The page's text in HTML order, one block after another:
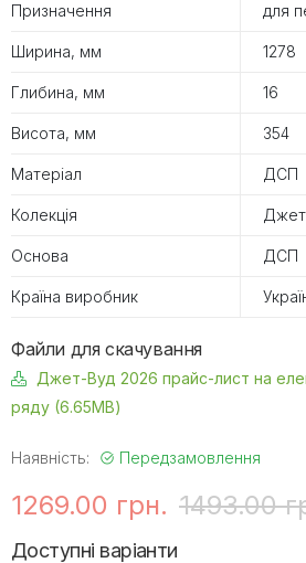
Призначення для
Ширина, мм 1278
Глибина, мм 16
Висота, мм 354
Матеріал ДСП
Колекція Джет
Основа ДСП
Країна виробник
Файли для скачування
Джет-Вуд 2026 прайс-лист на
ряду (6.65MB)
Наявність: Передзамовлення
1269.00 грн. 1493.00
Доступні варіанти